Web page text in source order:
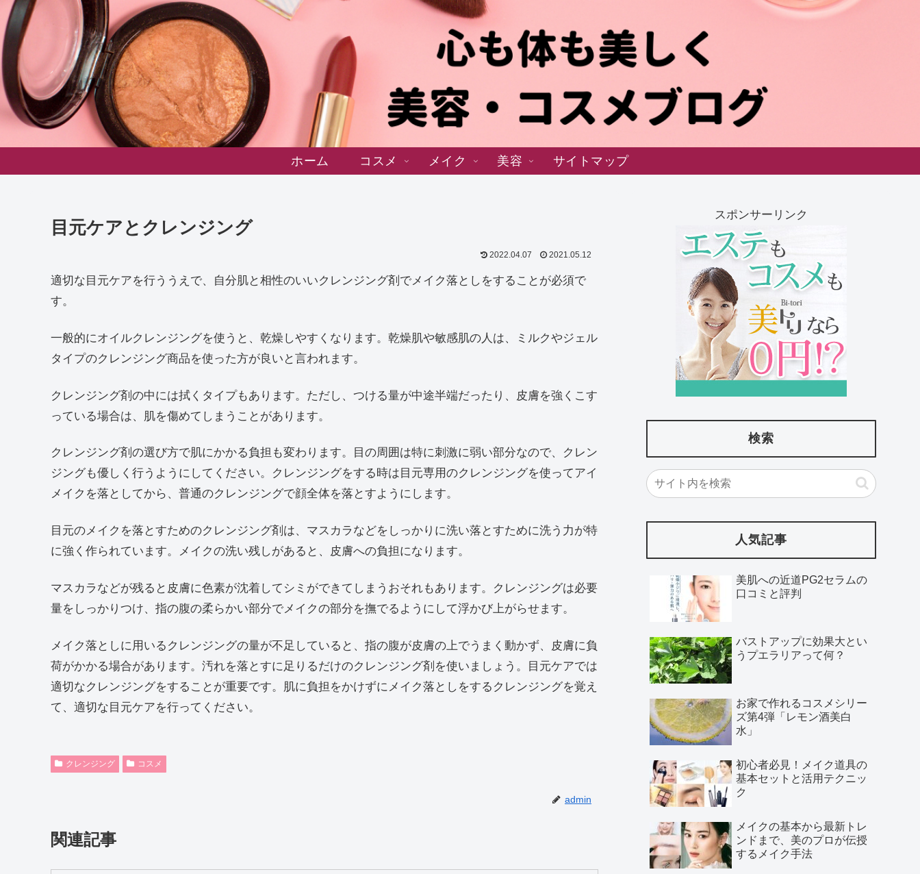
ホーム コスメ メイク 美容 サイトマップ
目元ケアとクレンジング
2022.04.07 2021.05.12
適切な目元ケアを行ううえで、自分肌と相性のいいクレンジング剤でメイク落としをすることが必須で
す。
一般的にオイルクレンジングを使うと、乾燥しやすくなります。乾燥肌や敏感肌の人は、ミルクやジェル
タイプのクレンジング商品を使った方が良いと言われます。
クレンジング剤の中には拭くタイプもあります。ただし、つける量が中途半端だったり、皮膚を強くこす
っている場合は、肌を傷めてしまうことがあります。
クレンジング剤の選び方で肌にかかる負担も変わります。目の周囲は特に刺激に弱い部分なので、クレン
ジングも優しく行うようにしてください。クレンジングをする時は目元専用のクレンジングを使ってアイ
メイクを落としてから、普通のクレンジングで顔全体を落とすようにします。
目元のメイクを落とすためのクレンジング剤は、マスカラなどをしっかりに洗い落とすために洗う力が特
に強く作られています。メイクの洗い残しがあると、皮膚への負担になります。
マスカラなどが残ると皮膚に色素が沈着してシミができてしまうおそれもあります。クレンジングは必要
量をしっかりつけ、指の腹の柔らかい部分でメイクの部分を撫でるようにして浮かび上がらせます。
メイク落としに用いるクレンジングの量が不足していると、指の腹が皮膚の上でうまく動かず、皮膚に負
荷がかかる場合があります。汚れを落とすに足りるだけのクレンジング剤を使いましょう。目元ケアでは
適切なクレンジングをすることが重要です。肌に負担をかけずにメイク落としをするクレンジングを覚え
て、適切な目元ケアを行ってください。
クレンジング コスメ
admin
関連記事
スポンサーリンク
検索
人気記事
美肌への近道PG2セラムの
口コミと評判
バストアップに効果大とい
うプエラリアって何？
お家で作れるコスメシリー
ズ第4弾「レモン酒美白
水」
初心者必見！メイク道具の
基本セットと活用テクニッ
ク
メイクの基本から最新トレ
ンドまで、美のプロが伝授
するメイク手法